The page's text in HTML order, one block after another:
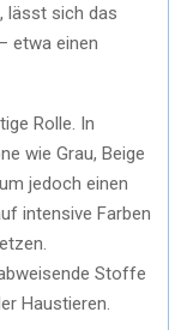
lässt sich das
etwa einen
Rolle. In
wie Grau, Beige
jedoch einen
intensive Farben
Stoffe
Haustieren.